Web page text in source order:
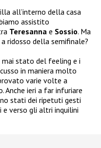
all’interno della casa
assistito
Teresanna e Sossio. Ma
ridosso della semifinale?
mai stato del feeling e i
in maniera molto
varie volte a
Anche ieri a far infuriare
stati dei ripetuti gesti
verso gli altri inquilini